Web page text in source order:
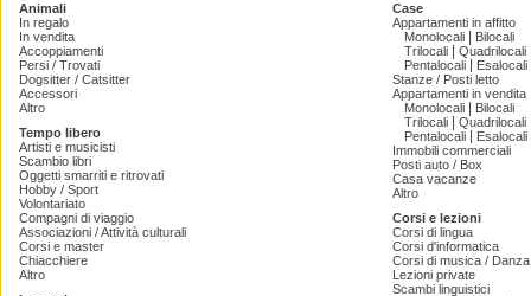
Animali
In regalo
In vendita
Accoppiamenti
Persi / Trovati
Dogsitter / Catsitter
Accessori
Altro
Tempo libero
Artisti e musicisti
Scambio libri
Oggetti smarriti e ritrovati
Hobby / Sport
Volontariato
Compagni di viaggio
Associazioni / Attività culturali
Corsi e master
Chiacchiere
Altro
Case
Appartamenti in affitto
Monolocali
Bilocali
Trilocali
Quadrilocali
Pentalocali
Esalocali
Stanze / Posti letto
Appartamenti in vendita
Monolocali
Bilocali
Trilocali
Quadrilocali
Pentalocali
Esalocali
Immobili commerciali
Posti auto / Box
Casa vacanze
Altro
Corsi e lezioni
Corsi di lingua
Corsi d'informatica
Corsi di musica /
Lezioni private
Scambi linguistici